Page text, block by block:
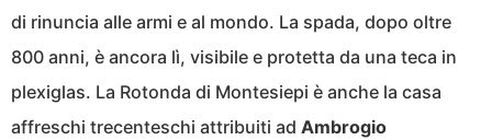
di rinuncia alle armi e al mondo. La spada, dopo oltre
800 anni, è ancora lì, visibile e protetta da una teca in
plexiglas. La Rotonda di Montesiepi è anche la casa
affreschi trecenteschi attribuiti ad Ambrogio